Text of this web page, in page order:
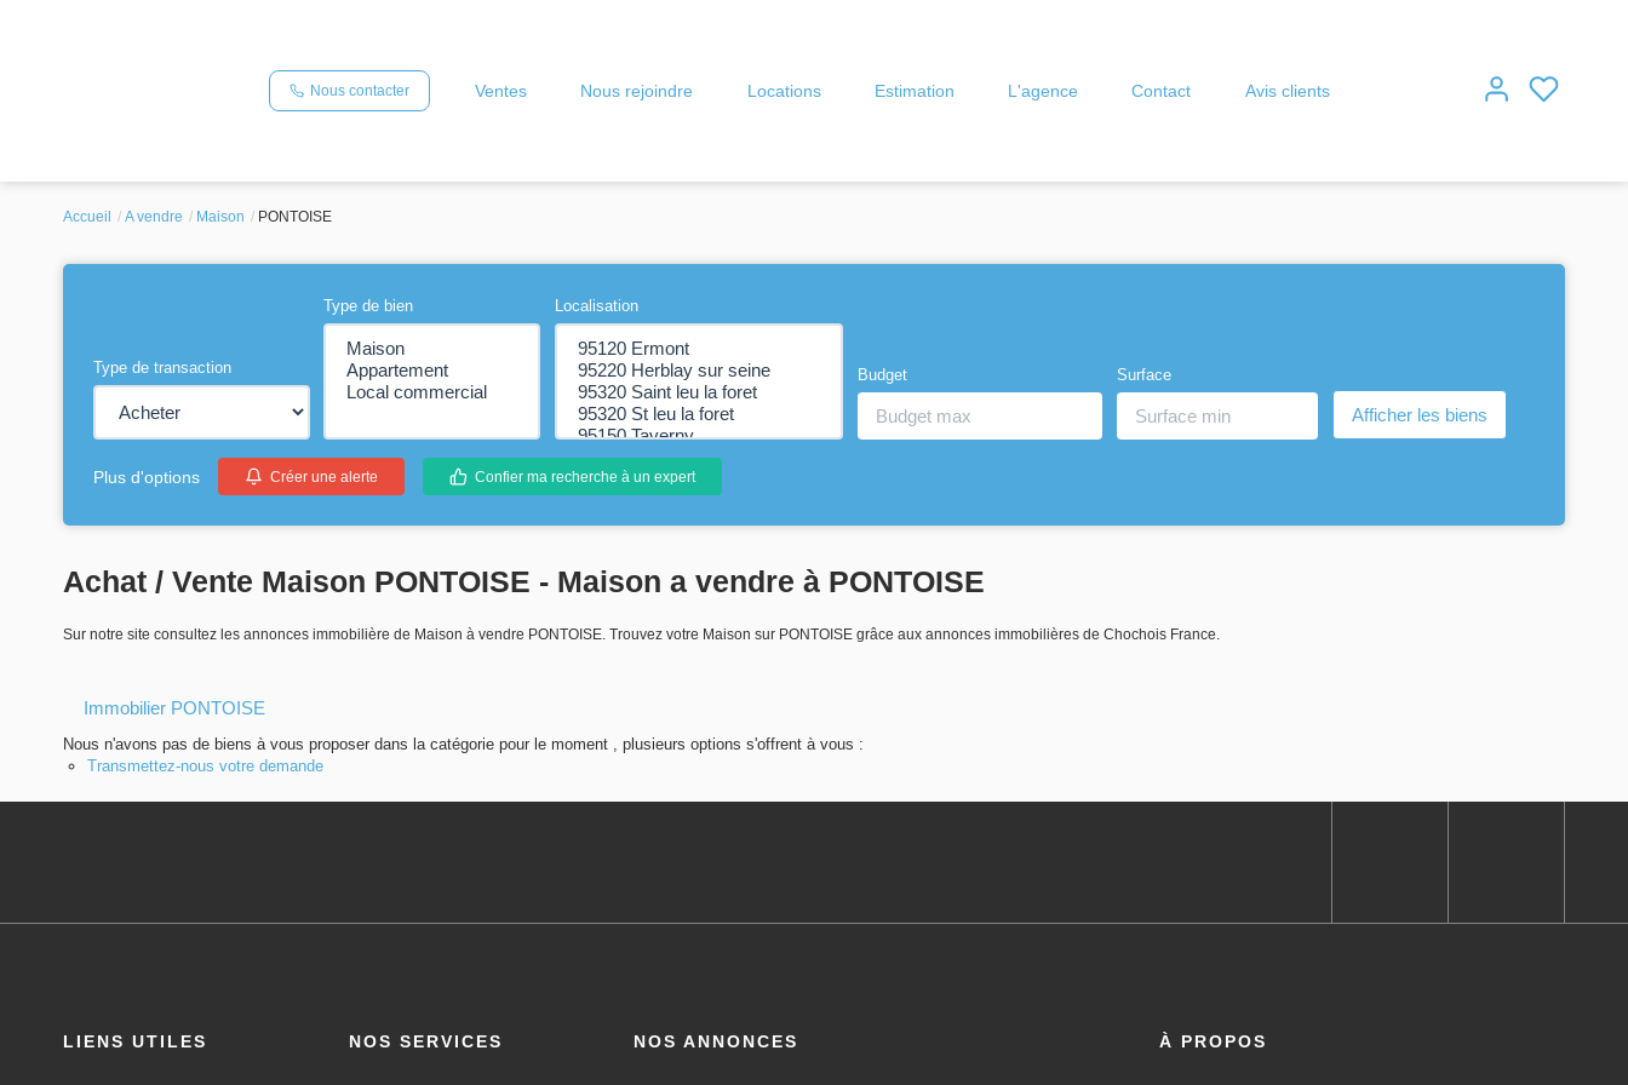
Nous contacter Ventes Nous rejoindre Locations Estimation L'agence Contact Avis clients
Accueil A vendre Maison PONTOISE
Type de transaction
Type de bien Localisation
Budget Surface
Plus d'options Créer une alerte Confier ma recherche à un expert
Achat / Vente Maison PONTOISE - Maison a vendre à PONTOISE
Sur notre site consultez les annonces immobilière de Maison à vendre PONTOISE. Trouvez votre Maison sur PONTOISE grâce aux annonces immobilières de Chochois France.
Immobilier PONTOISE
Nous n'avons pas de biens à vous proposer dans la catégorie pour le moment , plusieurs options s'offrent à vous :
Transmettez-nous votre demande
LIENS UTILES NOS SERVICES NOS ANNONCES À PROPOS